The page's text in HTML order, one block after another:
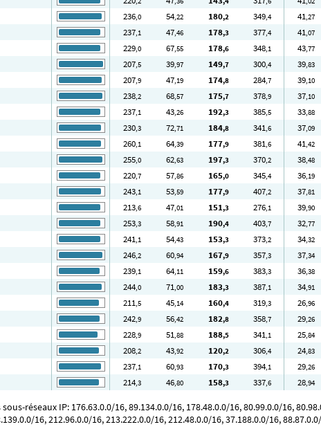
236,0 54,22 180,2 349,4 41,27
237,1 47,46 178,3 377,4 41,07
229,0 67,55 178,6 348,1 43,77
207,5 39,97 149,7 300,4 39,83
207,9 47,19 174,8 284,7 39,10
238,2 68,57 175,7 378,9 37,10
237,1 43,26 192,3 385,5 33,88
230,3 72,71 184,8 341,6 37,09
260,1 64,39 177,9 381,6 41,42
255,0 62,63 197,3 370,2 38,48
220,7 57,86 165,0 345,4 36,19
243,1 53,59 177,9 407,2 37,81
213,6 47,01 151,3 276,1 39,90
253,3 58,91 190,4 403,7 32,77
241,1 54,43 153,3 373,2 34,32
246,2 60,94 167,9 357,3 37,34
239,1 64,11 159,6 383,3 36,38
244,0 71,00 183,3 387,1 34,91
211,5 45,14 160,4 319,3 26,96
242,9 56,42 182,8 358,7 29,26
228,9 51,88 188,5 341,1 25,84
208,2 43,92 120,2 306,4 24,83
237,1 60,93 170,3 394,1 29,26
214,3 46,80 158,3 337,6 28,94
réseaux IP: 176.63.0.0/16, 89.134.0.0/16, 178.48.0.0/16, 80.99.0.0/16,
16, 212.96.0.0/16, 213.222.0.0/16, 212.48.0.0/16, 37.188.0.0/16,